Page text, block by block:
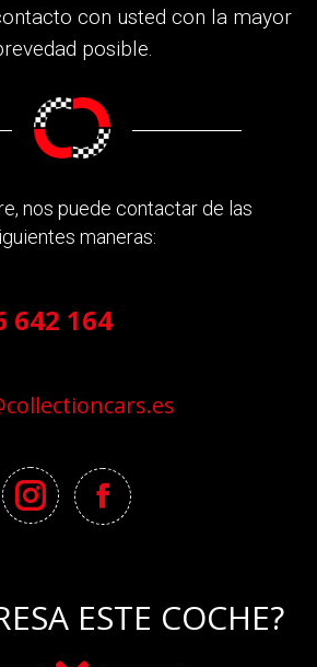
con usted con la mayor
posible.
nos puede contactar de las
maneras:
642 164
ESTE COCHE?